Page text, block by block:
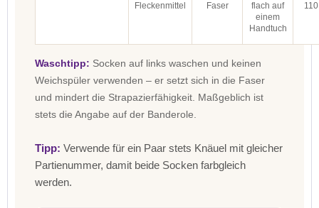
Fleckenmittel
Faser
flach auf
einem
Handtuch
Waschtipp: Socken auf links waschen und keinen
Weichspüler verwenden – er setzt sich in die Faser
und mindert die Strapazierfähigkeit. Maßgeblich ist
stets die Angabe auf der Banderole.
Tipp: Verwende für ein Paar stets Knäuel mit gleicher
Partienummer, damit beide Socken farbgleich
werden.